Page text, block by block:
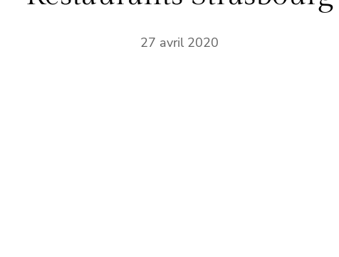
27 avril 2020